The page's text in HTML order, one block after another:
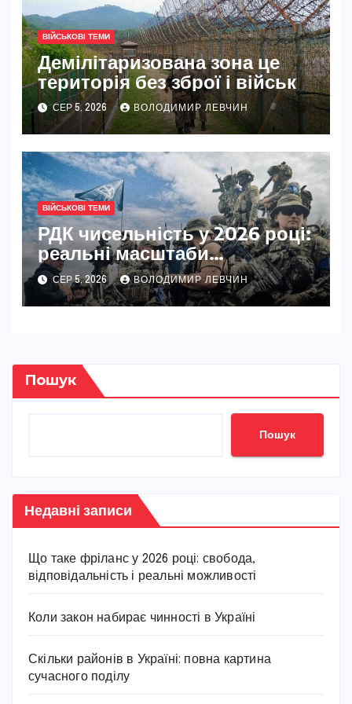
ВІЙСЬКОВІ ТЕМИ
Демілітаризована зона це
територія без зброї і військ
СЕР 5, 2026 ВОЛОДИМИР ЛЕВЧИН
ВІЙСЬКОВІ ТЕМИ
РДК чисельність у 2026 році:
реальні масштаби
російських добровольців
СЕР 5, 2026 ВОЛОДИМИР ЛЕВЧИН
Пошук
Пошук
Недавні записи
Що таке фріланс у 2026 році: свобода,
відповідальність і реальні можливості
Коли закон набирає чинності в Україні
Скільки районів в Україні: повна картина
сучасного поділу